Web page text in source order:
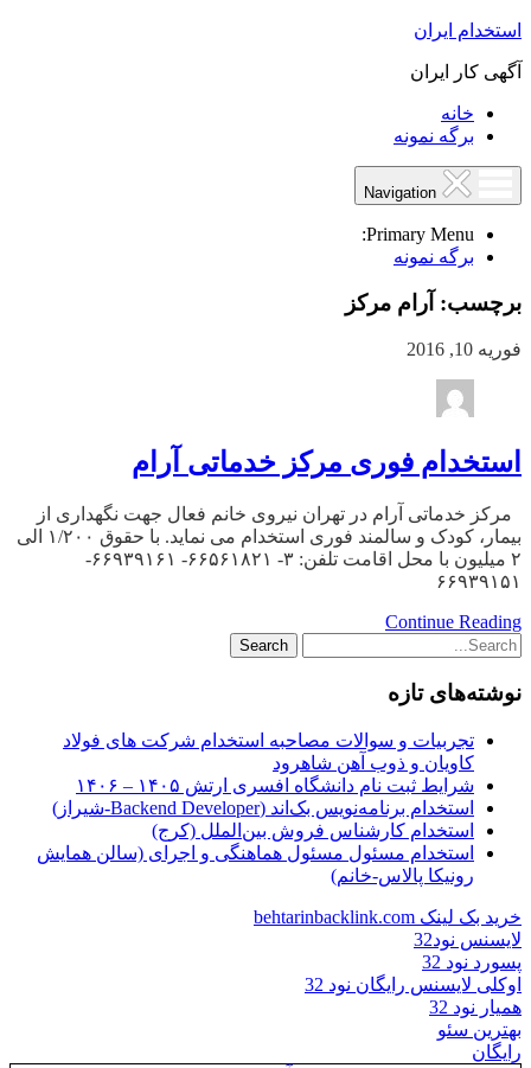
استخدام ایران
آگهی کار ایران
خانه
برگه نمونه
Primary Menu:
برگه نمونه
برچسب: آرام مرکز
فوریه 10, 2016
استخدام فوری مرکز خدماتی آرام
مرکز خدماتی آرام در تهران نیروی خانم فعال جهت نگهداری از
بیمار، کودک و سالمند فوری استخدام می نماید. با حقوق ۱/۲۰۰ الی
۲ میلیون با محل اقامت تلفن: ۳- ۶۶۵۶۱۸۲۱- ۶۶۹۳۹۱۶۱-
۶۶۹۳۹۱۵۱
Continue Reading
نوشته‌های تازه
تجربیات و سوالات مصاحبه استخدام شرکت های فولاد
کاویان و ذوب آهن شاهرود
شرایط ثبت نام دانشگاه افسری ارتش ۱۴۰۵ – ۱۴۰۶
استخدام برنامه‌نویس بک‌اند (Backend Developer-شیراز)
استخدام کارشناس فروش بین‌الملل (کرج)
استخدام مسئول مسئول هماهنگی و اجرای (سالن همایش
رونیکا پالاس-خانم)
خرید بک لینک behtarinbacklink.com
لایسنس نود32
پسورد نود 32
اوکلی لایسنس رایگان نود 32
همیار نود 32
بهترین سئو
رایگان